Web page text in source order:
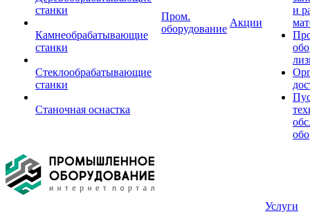
станки
Камнеобрабатывающие
станки
Стеклообрабатывающие
станки
Станочная оснастка
Пром.
оборудование
Акции
и
Услуги